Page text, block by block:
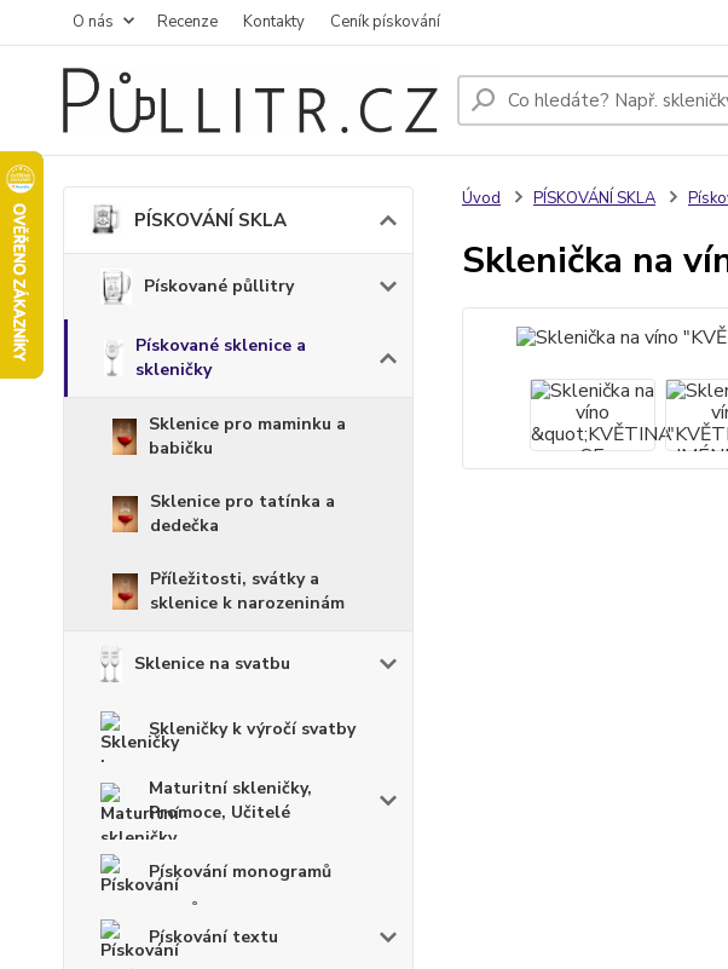
O nás Recenze Kontakty Ceník pískování
PÍSKOVÁNÍ SKLA
Pískované půllitry
Pískované sklenice a
skleničky
Sklenice pro maminku a
babičku
Sklenice pro tatínka a
dedečka
Příležitosti, svátky a
sklenice k narozeninám
Sklenice na svatbu
Skleničky k výročí svatby
Maturitní skleničky,
Promoce, Učitelé
Pískování monogramů
Pískování textu
Úvod PÍSKOVÁNÍ SKLA
Sklenička na